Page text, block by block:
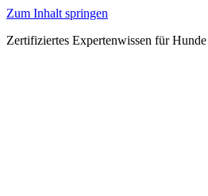
Zum Inhalt springen
Zertifiziertes Expertenwissen für